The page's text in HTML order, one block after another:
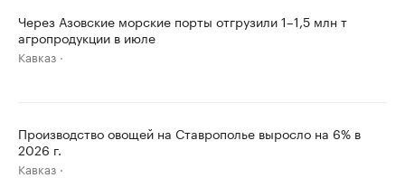
Через Азовские морские порты отгрузили 1–1,5 млн т
агропродукции в июле
Кавказ
Производство овощей на Ставрополье выросло на 6% в
2026 г.
Кавказ